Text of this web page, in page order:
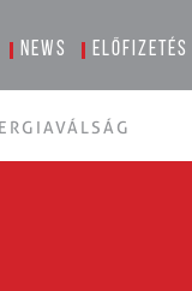
News Előfizetés